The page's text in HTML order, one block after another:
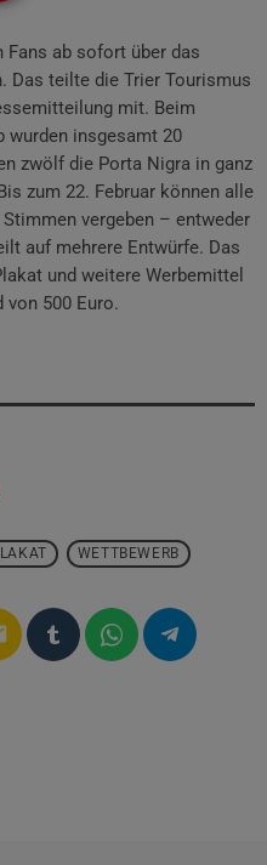
Fans ab sofort über das
teilte die Trier Tourismus
mit. Beim
wurden insgesamt 20
zwölf die Porta Nigra in ganz
zum 22. Februar können alle
vergeben – entweder
auf mehrere Entwürfe. Das
und weitere Werbemittel
von 500 Euro.
WETTBEWERB